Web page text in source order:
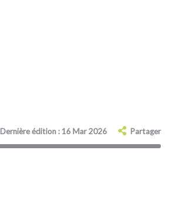
Dernière édition : 16 Mar 2026 Partager